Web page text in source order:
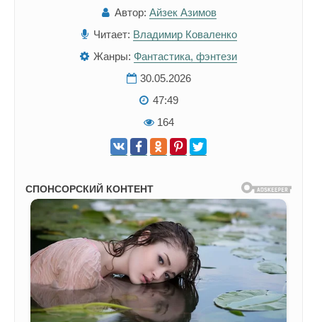
Автор: Айзек Азимов
Читает: Владимир Коваленко
Жанры: Фантастика, фэнтези
30.05.2026
47:49
164